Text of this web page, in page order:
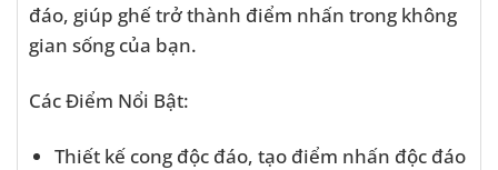
đáo, giúp ghế trở thành điểm nhấn trong không
gian sống của bạn.
Các Điểm Nổi Bật:
Thiết kế cong độc đáo, tạo điểm nhấn độc đáo